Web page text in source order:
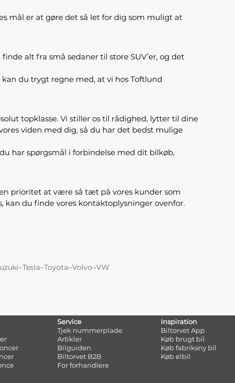
mål er at gøre det så let for dig som muligt at
alt fra små sedaner til store SUV’er, og det
du trygt regne med, at vi hos Toftlund
topklasse. Vi stiller os til rådighed, lytter til dine
viden med dig, så du har det bedst mulige
har spørgsmål i forbindelse med dit bilkøb,
prioritet at være så tæt på vores kunder som
du finde vores kontaktoplysninger ovenfor.
–Tesla–Toyota–Volvo–VW
Service
Tjek nummerplade
Artikler
Bilguiden
Biltorvet B2B
For forhandlere
Inspiration
Biltorvet App
Køb brugt bil
Køb fabriksny bil
Køb elbil